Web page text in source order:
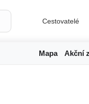
Cestovatelé
Mapa Akční